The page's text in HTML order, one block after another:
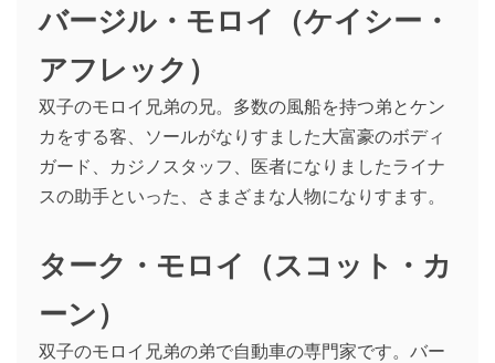
バージル・モロイ（ケイシー・
アフレック）
双子のモロイ兄弟の兄。多数の風船を持つ弟とケン
カをする客、ソールがなりすました大富豪のボディ
ガード、カジノスタッフ、医者になりましたライナ
スの助手といった、さまざまな人物になりすます。
ターク・モロイ（スコット・カ
ーン）
双子のモロイ兄弟の弟で自動車の専門家です。バー